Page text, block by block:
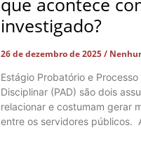
investigado?
26 de dezembro de 2025
Estágio Probatório e
Disciplinar (PAD) são dois
relacionar e costumam gerar
entre os servidores públicos.